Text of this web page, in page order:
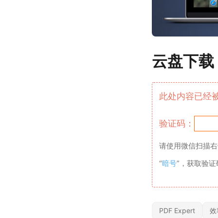
云盘下载
此处内容已经
验证码：
请使用微信扫描
“暗号”，获取验
PDF Expert 效